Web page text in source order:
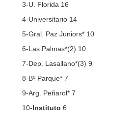
3-U. Florida 16
4-Universitario 14
5-Gral. Paz Juniors* 10
6-Las Palmas*(2) 10
7-Dep. Lasallano*(3) 9
8-Bº Parque* 7
9-Arg. Peñarol* 7
10-Instituto 6